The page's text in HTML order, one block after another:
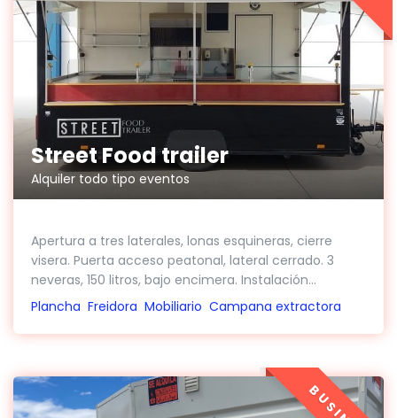
Street Food trailer
Alquiler todo tipo eventos
Apertura a tres laterales, lonas esquineras, cierre
visera. Puerta acceso peatonal, lateral cerrado. 3
neveras, 150 litros, bajo encimera. Instalación...
Plancha Freidora Mobiliario Campana extractora